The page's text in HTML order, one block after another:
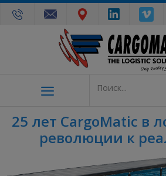
25 лет CargoMatic в
революции к